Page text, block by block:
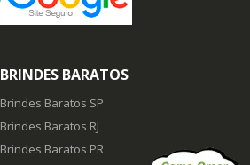
BRINDES BARATOS
Brindes Baratos SP
Brindes Baratos RJ
Brindes Baratos PR